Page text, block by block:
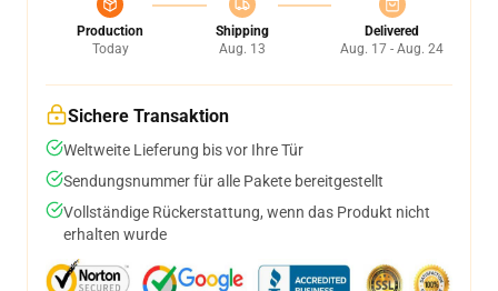
Production
Today
Shipping
Aug. 13
Delivered
Aug. 17 - Aug. 24
Sichere Transaktion
Weltweite Lieferung bis vor Ihre Tür
Sendungsnummer für alle Pakete bereitgestellt
Vollständige Rückerstattung, wenn das Produkt nicht
erhalten wurde